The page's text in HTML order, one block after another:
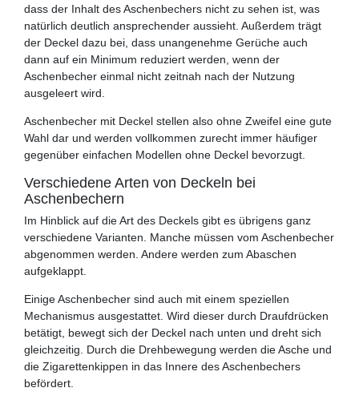
dass der Inhalt des Aschenbechers nicht zu sehen ist, was
natürlich deutlich ansprechender aussieht. Außerdem trägt
der Deckel dazu bei, dass unangenehme Gerüche auch
dann auf ein Minimum reduziert werden, wenn der
Aschenbecher einmal nicht zeitnah nach der Nutzung
ausgeleert wird.
Aschenbecher mit Deckel stellen also ohne Zweifel eine gute
Wahl dar und werden vollkommen zurecht immer häufiger
gegenüber einfachen Modellen ohne Deckel bevorzugt.
Verschiedene Arten von Deckeln bei
Aschenbechern
Im Hinblick auf die Art des Deckels gibt es übrigens ganz
verschiedene Varianten. Manche müssen vom Aschenbecher
abgenommen werden. Andere werden zum Abaschen
aufgeklappt.
Einige Aschenbecher sind auch mit einem speziellen
Mechanismus ausgestattet. Wird dieser durch Draufdrücken
betätigt, bewegt sich der Deckel nach unten und dreht sich
gleichzeitig. Durch die Drehbewegung werden die Asche und
die Zigarettenkippen in das Innere des Aschenbechers
befördert.